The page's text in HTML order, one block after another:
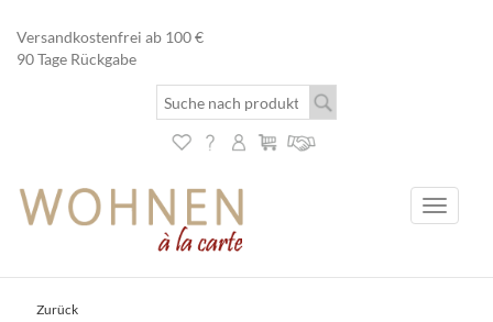
Versandkostenfrei ab 100 €
90 Tage Rückgabe
Toggle
Zurück